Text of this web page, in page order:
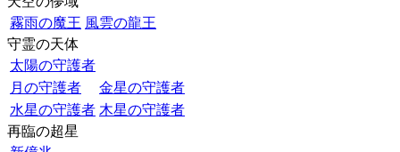
霧雨の魔王 風雲の龍王
守霊の天体
太陽の守護者
月の守護者
金星の守護者
水星の守護者 木星の守護者
再臨の超星